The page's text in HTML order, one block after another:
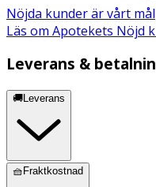
Nöjda kunder är vårt mål
Läs om Apotekets Nöjd
Leverans &
🚚Leverans
🧺Fraktkostnad